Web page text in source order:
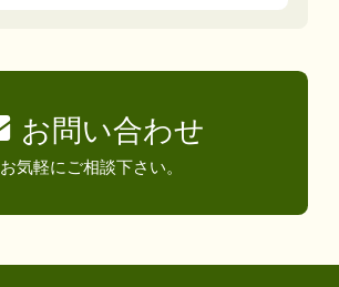
お問い合わせ
お気軽にご相談下さい。